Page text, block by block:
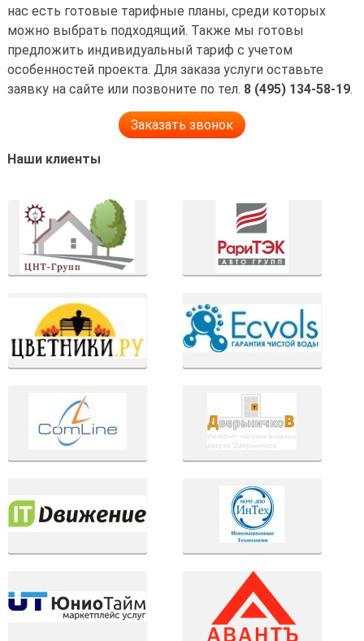
нас есть готовые тарифные планы, среди которых
можно выбрать подходящий. Также мы готовы
предложить индивидуальный тариф с учетом
особенностей проекта. Для заказа услуги оставьте
заявку на сайте или позвоните по тел. 8 (495) 134-58-19.
Заказать звонок
Наши клиенты